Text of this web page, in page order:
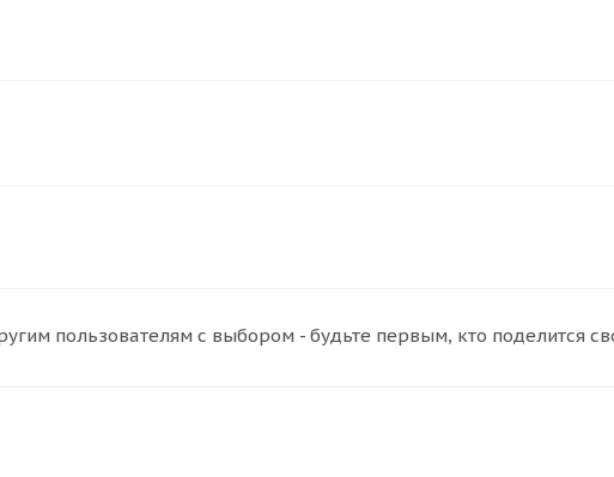
пользователям с выбором - будьте первым, кто поделится